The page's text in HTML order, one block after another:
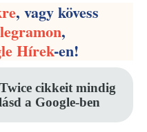
, vagy kövess
,
Hírek-en!
cikkeit mindig
a Google-ben